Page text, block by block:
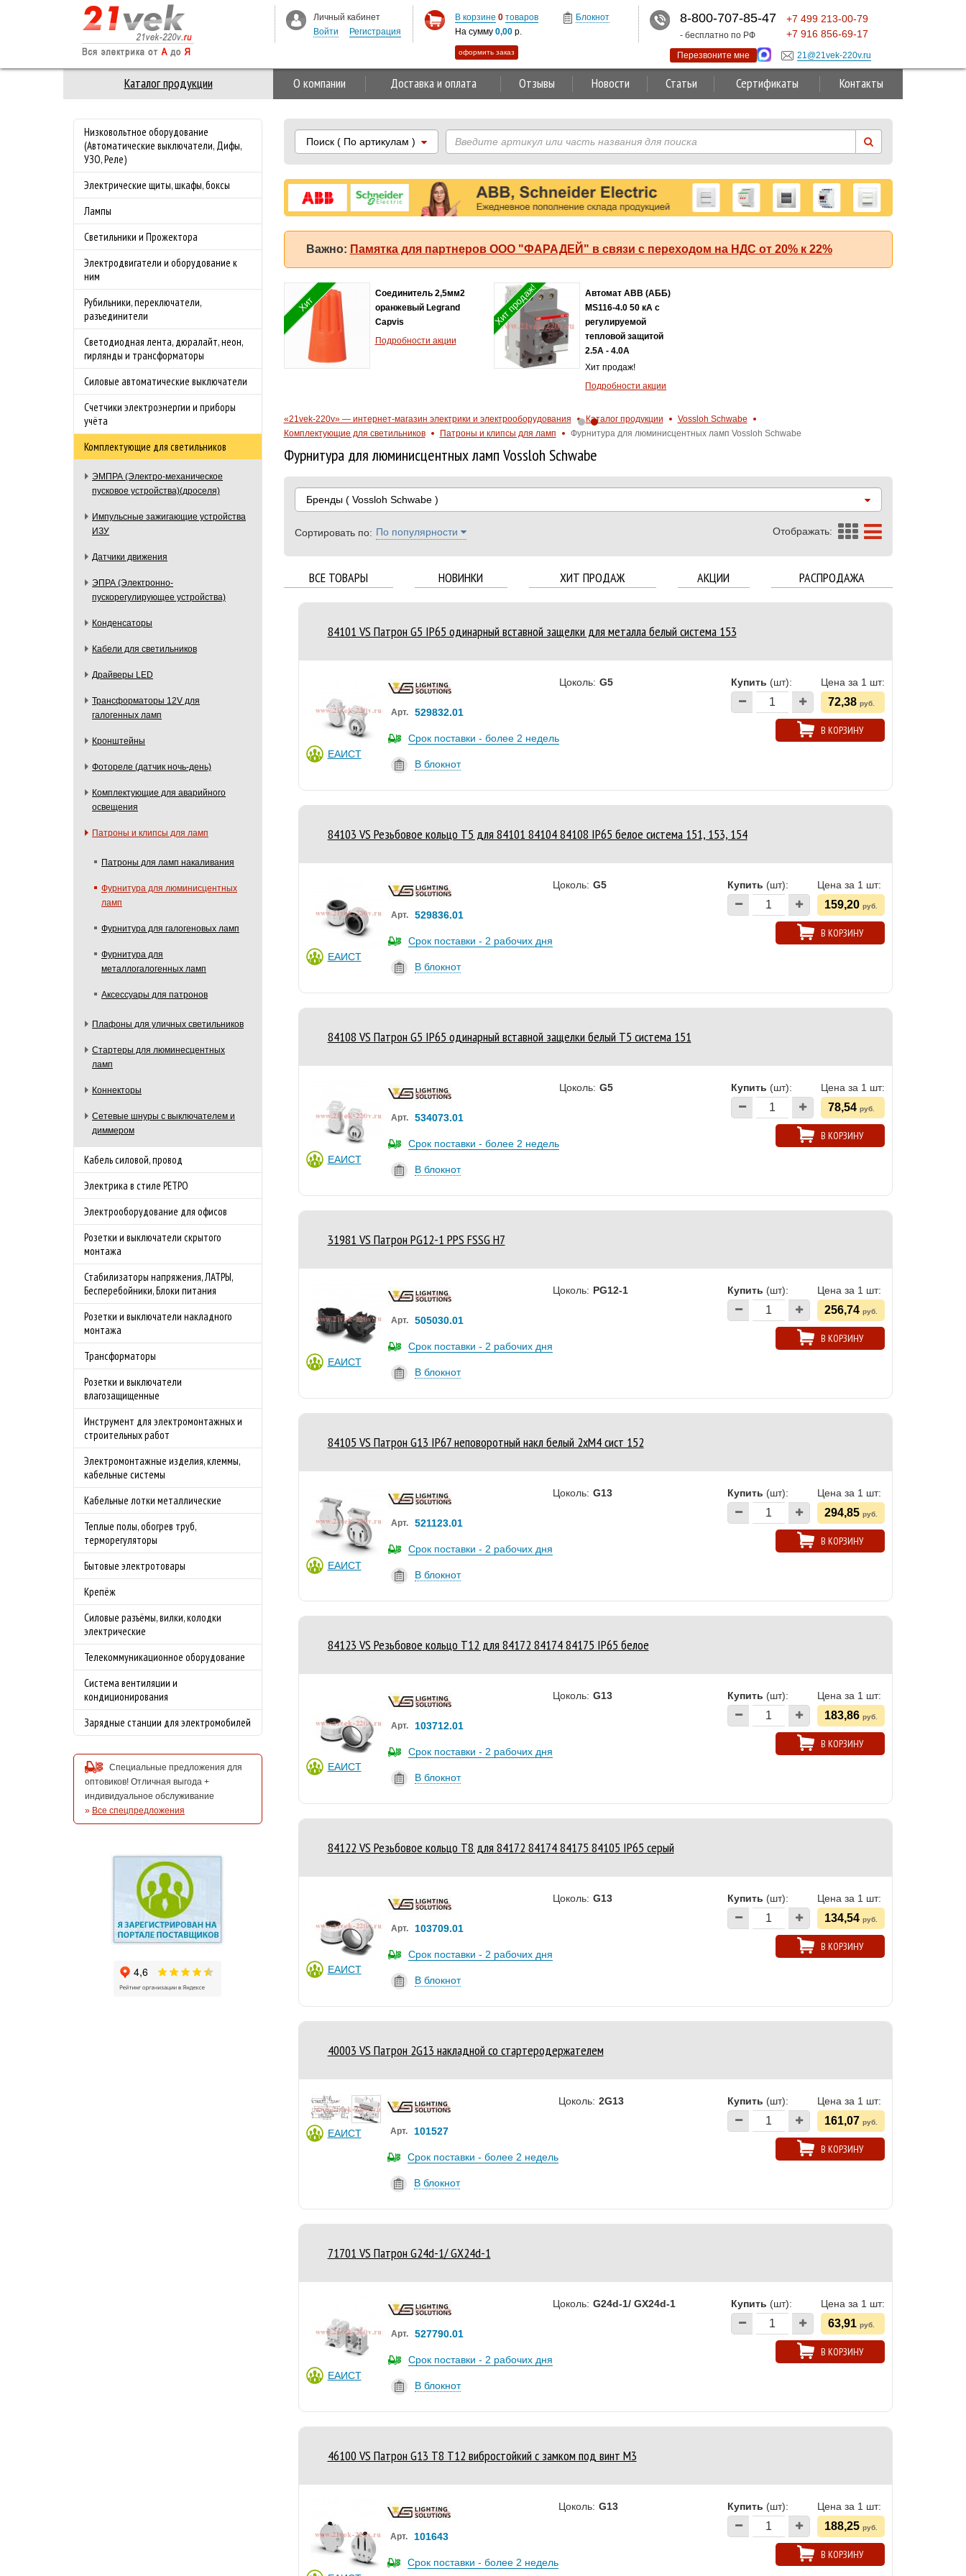
Каталог продукции О компании Доставка и оплата Отзывы Новости Статьи Сертификаты Контакты
Низковольтное оборудование
(Автоматические выключатели, Дифы,
УЗО, Реле)
Электрические щиты, шкафы, боксы
Лампы
Светильники и Прожектора
Электродвигатели и оборудование к
ним
Рубильники, переключатели,
разъединители
Светодиодная лента, дюралайт, неон,
гирлянды и трансформаторы
Силовые автоматические выключатели
Счетчики электроэнергии и приборы
учёта
Комплектующие для светильников
ЭМПРА (Электро-механическое
пусковое устройства)(дроселя)
Импульсные зажигающие устройства
ИЗУ
Датчики движения
ЭПРА (Электронно-
пускорегулирующее устройства)
Конденсаторы
Кабели для светильников
Драйверы LED
Трансформаторы 12V для
галогенных ламп
Кронштейны
Фотореле (датчик ночь-день)
Комплектующие для аварийного
освещения
Патроны и клипсы для ламп
Патроны для ламп накаливания
Фурнитура для люминисцентных
ламп
Фурнитура для галогеновых ламп
Фурнитура для
металлогалогенных ламп
Аксессуары для патронов
Плафоны для уличных светильников
Стартеры для люминесцентных
ламп
Коннекторы
Сетевые шнуры с выключателем и
диммером
Кабель силовой, провод
Электрика в стиле РЕТРО
Электрооборудование для офисов
Розетки и выключатели скрытого
монтажа
Стабилизаторы напряжения, ЛАТРЫ,
Бесперебойники, Блоки питания
Розетки и выключатели накладного
монтажа
Трансформаторы
Розетки и выключатели
влагозащищенные
Инструмент для электромонтажных и
строительных работ
Электромонтажные изделия, клеммы,
кабельные системы
Кабельные лотки металлические
Теплые полы, обогрев труб,
терморегуляторы
Бытовые электротовары
Крепёж
Силовые разъёмы, вилки, колодки
электрические
Телекоммуникационное оборудование
Система вентиляции и
кондиционирования
Зарядные станции для электромобилей
Специальные предложения для
оптовиков! Отличная выгода +
индивидуальное обслуживание
» Все спецпредложения
Поиск( По артикулам )
Важно: Памятка для партнеров ООО "ФАРАДЕЙ" в связи с переходом на НДС от 20% к 22%
предложение на
Бесплатная доставка
по Москве в
преддверии сезона
шашлыков.
Подробности акции
Хит
Соединитель 2,5мм2
оранжевый Legrand
Capvis
Подробности акции
Хит продаж!
Автомат ABB (АББ)
MS116-4.0 50 кА с
регулируемой
тепловой защитой
2.5A - 4.0А
Хит продаж!
Подробности акции
«21vek-220v» — интернет-магазин электрики и электрооборудования Каталог продукции
Vossloh Schwabe
Комплектующие для светильников
Патроны и клипсы для ламп Фурнитура для люминисцентных ламп Vossloh Schwabe
Фурнитура для люминисцентных ламп Vossloh Schwabe
Бренды( Vossloh Schwabe )
Сортировать по: По популярности Отображать:
ВСЕ ТОВАРЫ НОВИНКИ ХИТ ПРОДАЖ АКЦИИ РАСПРОДАЖА
84101 VS Патрон G5 IP65 одинарный вставной защелки для металла белый система 153
ЕАИСТ
Арт. 529832.01
Срок поставки - более 2 недель
В блокнот
Цоколь: G5 Купить (шт): Цена за 1 шт:
72,38 руб.
В КОРЗИНУ
84103 VS Резьбовое кольцо T5 для 84101 84104 84108 IP65 белое система 151, 153, 154
ЕАИСТ
Арт. 529836.01
Срок поставки - 2 рабочих дня
В блокнот
Цоколь: G5 Купить (шт): Цена за 1 шт:
159,20 руб.
В КОРЗИНУ
84108 VS Патрон G5 IP65 одинарный вставной защелки белый T5 система 151
ЕАИСТ
Арт. 534073.01
Срок поставки - более 2 недель
В блокнот
Цоколь: G5 Купить (шт): Цена за 1 шт:
78,54 руб.
В КОРЗИНУ
31981 VS Патрон PG12-1 PPS FSSG H7
ЕАИСТ
Арт. 505030.01
Срок поставки - 2 рабочих дня
В блокнот
Цоколь: PG12-1 Купить (шт): Цена за 1 шт:
256,74 руб.
В КОРЗИНУ
84105 VS Патрон G13 IP67 неповоротный накл белый 2xМ4 сист 152
ЕАИСТ
Арт. 521123.01
Срок поставки - 2 рабочих дня
В блокнот
Цоколь: G13 Купить (шт): Цена за 1 шт:
294,85 руб.
В КОРЗИНУ
84123 VS Резьбовое кольцо T12 для 84172 84174 84175 IP65 белое
ЕАИСТ
Арт. 103712.01
Срок поставки - 2 рабочих дня
В блокнот
Цоколь: G13 Купить (шт): Цена за 1 шт:
183,86 руб.
В КОРЗИНУ
84122 VS Резьбовое кольцо T8 для 84172 84174 84175 84105 IP65 серый
ЕАИСТ
Арт. 103709.01
Срок поставки - 2 рабочих дня
В блокнот
Цоколь: G13 Купить (шт): Цена за 1 шт:
134,54 руб.
В КОРЗИНУ
40003 VS Патрон 2G13 накладной со стартеродержателем
ЕАИСТ Арт. 101527
Срок поставки - более 2 недель
В блокнот
Цоколь: 2G13 Купить (шт): Цена за 1 шт:
161,07 руб.
В КОРЗИНУ
71701 VS Патрон G24d-1/ GX24d-1
ЕАИСТ
Арт. 527790.01
Срок поставки - 2 рабочих дня
В блокнот
Цоколь: G24d-1/ GX24d-1 Купить (шт): Цена за 1 шт:
63,91 руб.
В КОРЗИНУ
46100 VS Патрон G13 T8 T12 вибростойкий с замком под винт М3
Арт. 101643
Срок поставки - более 2 недель
Цоколь: G13 Купить (шт): Цена за 1 шт:
188,25 руб.
В КОРЗИНУ
Личный кабинет
Войти
Регистрация
В корзине 0 товаров
На сумму 0,00 р.
оформить заказ
Блокнот 8-800-707-85-47
- бесплатно по РФ
+7 499 213-00-79
+7 916 856-69-17
Перезвоните мне 21@21vek-220v.ru